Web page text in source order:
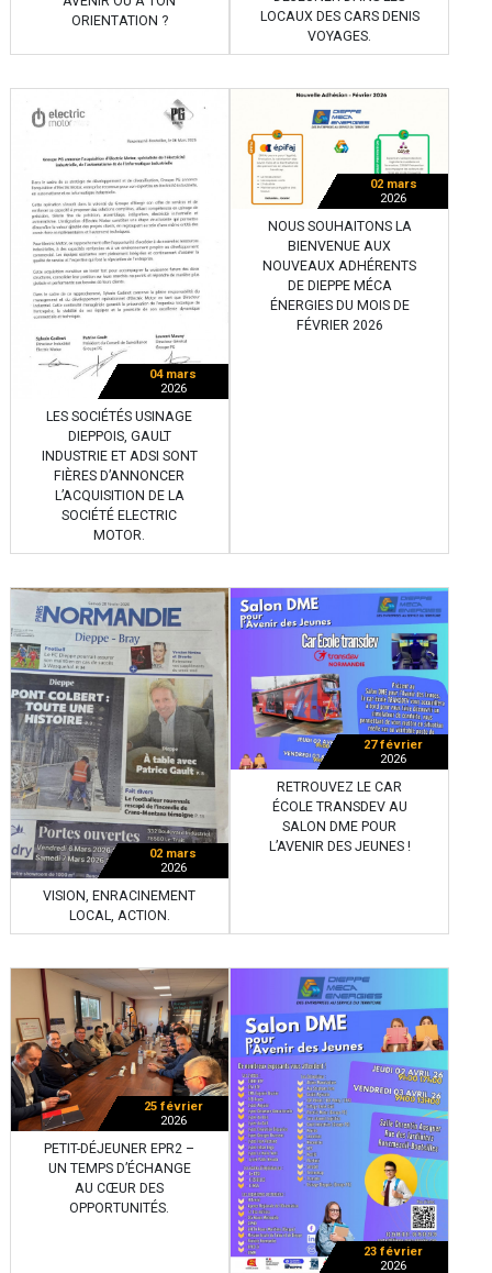
ORIENTATION ?
LOCAUX DES CARS DENIS
VOYAGES.
04 mars
2026
LES SOCIÉTÉS USINAGE
DIEPPOIS, GAULT
INDUSTRIE ET ADSI SONT
FIÈRES D’ANNONCER
L’ACQUISITION DE LA
SOCIÉTÉ ELECTRIC
MOTOR.
02 mars
2026
NOUS SOUHAITONS LA
BIENVENUE AUX
NOUVEAUX ADHÉRENTS
DE DIEPPE MÉCA
ÉNERGIES DU MOIS DE
FÉVRIER 2026
02 mars
2026
VISION, ENRACINEMENT
LOCAL, ACTION.
27 février
2026
RETROUVEZ LE CAR
ÉCOLE TRANSDEV AU
SALON DME POUR
L’AVENIR DES JEUNES !
25 février
2026
PETIT-DÉJEUNER EPR2 –
UN TEMPS D’ÉCHANGE
AU CŒUR DES
OPPORTUNITÉS.
23 février
2026